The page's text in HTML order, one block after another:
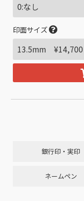
印面サイズ
銀行印・実印
ネームペン